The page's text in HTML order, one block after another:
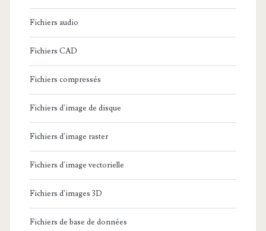
Fichiers audio
Fichiers CAD
Fichiers compressés
Fichiers d'image de disque
Fichiers d'image raster
Fichiers d'image vectorielle
Fichiers d'images 3D
Fichiers de base de données